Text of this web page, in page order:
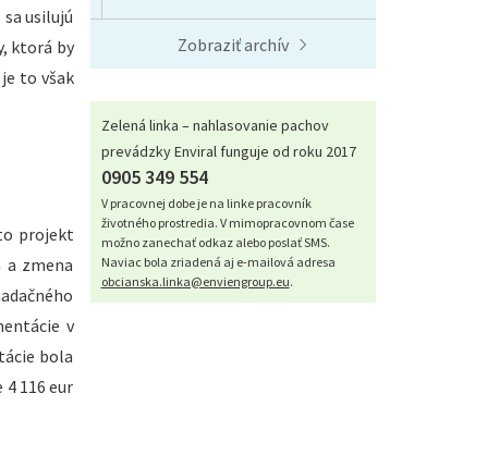
usilujú
ktorá by
to však
projekt
zmena
v
bola
4 116 eur
Zobraziť archív
Zelená linka – nahlasovanie pachov
prevádzky Enviral funguje od roku 2017
0905 349 554
V pracovnej dobe je na linke pracovník
životného prostredia. V mimopracovnom čase
možno zanechať odkaz alebo poslať SMS.
Naviac bola zriadená aj e-mailová adresa
obcianska.linka@enviengroup.eu.